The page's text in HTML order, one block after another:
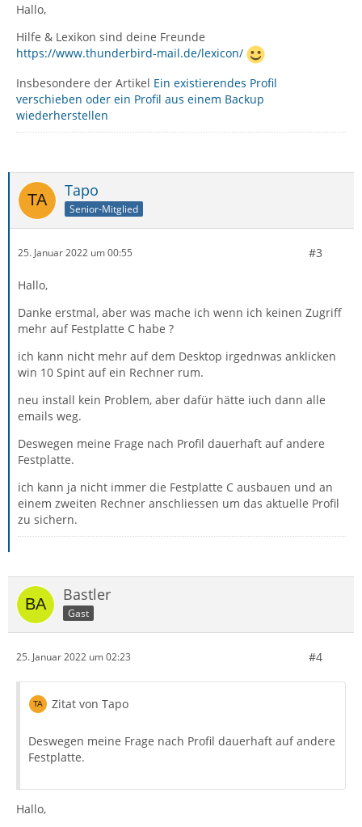
Hallo,
Hilfe & Lexikon sind deine Freunde
https://www.thunderbird-mail.de/lexicon/
Insbesondere der Artikel Ein existierendes Profil
verschieben oder ein Profil aus einem Backup
wiederherstellen
Tapo
Senior-Mitglied
25. Januar 2022 um 00:55 #3
Hallo,
Danke erstmal, aber was mache ich wenn ich keinen Zugriff
mehr auf Festplatte C habe ?
ich kann nicht mehr auf dem Desktop irgednwas anklicken
win 10 Spint auf ein Rechner rum.
neu install kein Problem, aber dafür hätte iuch dann alle
emails weg.
Deswegen meine Frage nach Profil dauerhaft auf andere
Festplatte.
ich kann ja nicht immer die Festplatte C ausbauen und an
einem zweiten Rechner anschliessen um das aktuelle Profil
zu sichern.
Bastler
Gast
25. Januar 2022 um 02:23 #4
Zitat von Tapo
Deswegen meine Frage nach Profil dauerhaft auf andere
Festplatte.
Hallo,